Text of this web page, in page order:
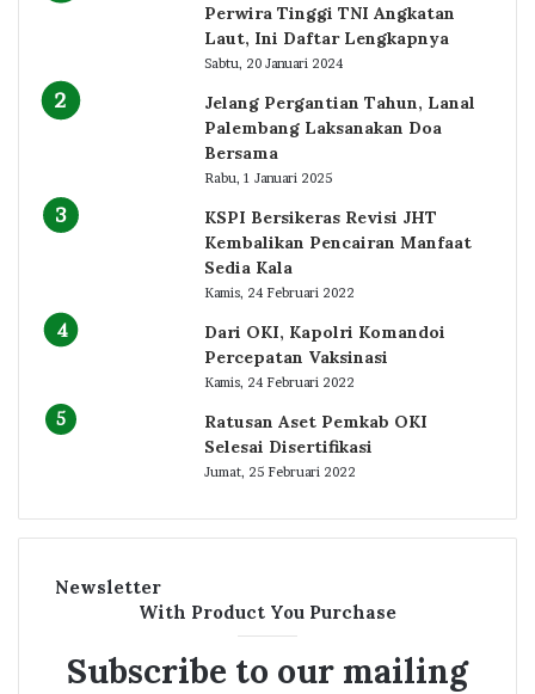
Perwira Tinggi TNI Angkatan
Laut, Ini Daftar Lengkapnya
Sabtu, 20 Januari 2024
Jelang Pergantian Tahun, Lanal
Palembang Laksanakan Doa
Bersama
Rabu, 1 Januari 2025
KSPI Bersikeras Revisi JHT
Kembalikan Pencairan Manfaat
Sedia Kala
Kamis, 24 Februari 2022
Dari OKI, Kapolri Komandoi
Percepatan Vaksinasi
Kamis, 24 Februari 2022
Ratusan Aset Pemkab OKI
Selesai Disertifikasi
Jumat, 25 Februari 2022
Newsletter
With Product You Purchase
Subscribe to our mailing